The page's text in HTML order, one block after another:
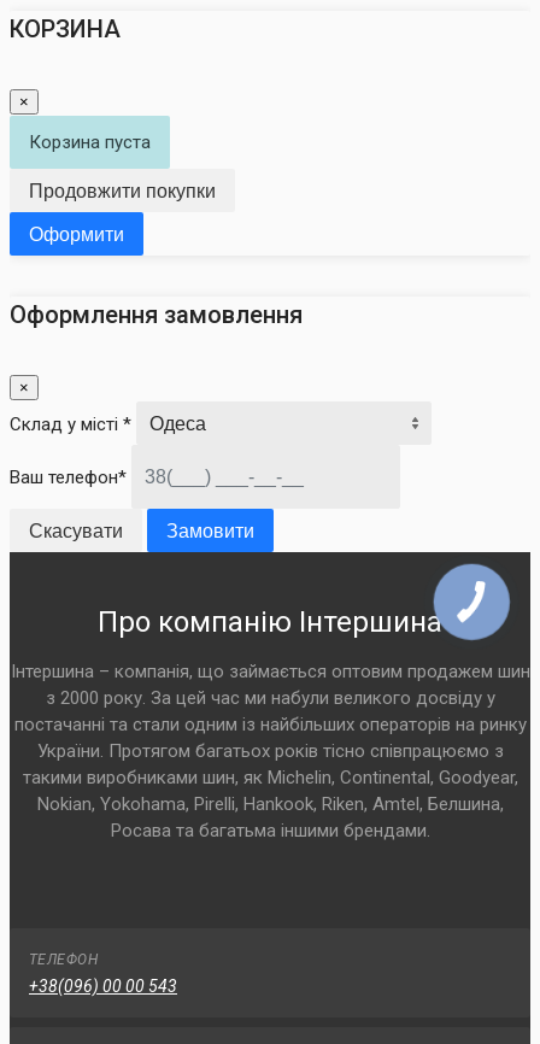
КОРЗИНА
×
Корзина пуста
Продовжити покупки
Оформити
Оформлення замовлення
×
Склад у місті *
Ваш телефон*
Скасувати Замовити
Про компанію Інтершина
Інтершина – компанія, що займається оптовим продажем шин
з 2000 року. За цей час ми набули великого досвіду у
постачанні та стали одним із найбільших операторів на ринку
України. Протягом багатьох років тісно співпрацюємо з
такими виробниками шин, як Michelin, Continental, Goodyear,
Nokian, Yokohama, Pirelli, Hankook, Riken, Amtel, Белшина,
Росава та багатьма іншими брендами.
ТЕЛЕФОН
+38(096) 00 00 543